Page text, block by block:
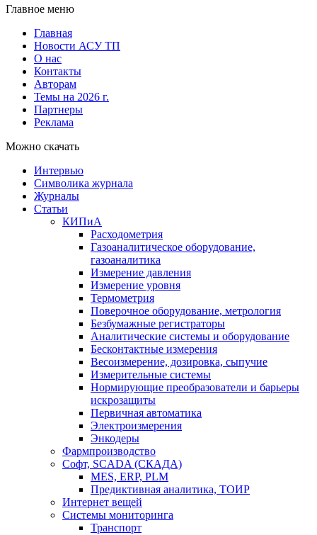
Главное меню
Главная
Новости АСУ ТП
О нас
Контакты
Авторам
Темы на 2026 г.
Партнеры
Реклама
Можно скачать
Интервью
Символика журнала
Журналы
Статьи
КИПиА
Расходометрия
Газоаналитическое оборудование,
газоаналитика
Измерение давления
Измерение уровня
Термометрия
Поверочное оборудование, метрология
Безбумажные регистраторы
Аналитические системы и оборудование
Бесконтактные измерения
Весоизмерение, дозировка, сыпучие
Измерительные системы
Нормирующие преобразователи и барьеры
искрозащиты
Первичная автоматика
Электроизмерения
Энкодеры
Фармпроизводство
Софт, SCADA (СКАДА)
MES, ERP, PLM
Предиктивная аналитика, ТОИР
Интернет вещей
Системы мониторинга
Транспорт